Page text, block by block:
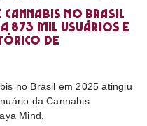
cannabis no Brasil
873 mil usuários e
de
no Brasil em 2025 atingiu
da Cannabis
Mind,